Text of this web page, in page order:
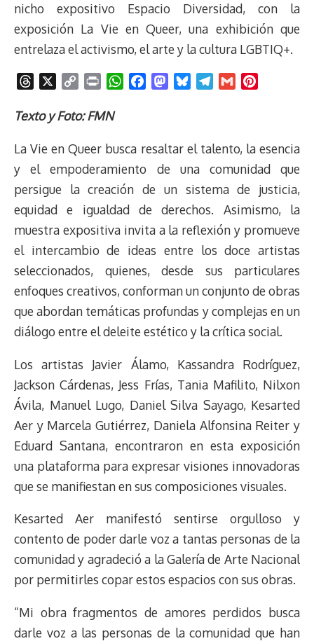
nicho expositivo Espacio Diversidad, con la
exposición La Vie en Queer, una exhibición que
entrelaza el activismo, el arte y la cultura LGBTIQ+.
r
a
d
p
L
i
k
i
t
W
s
A
p
p
b
o
k
M
o
d
n
s
k
y
g
r
m
l
e
r
e
s
t
Texto y Foto: FMN
La Vie en Queer busca resaltar el talento, la esencia
y el empoderamiento de una comunidad que
persigue la creación de un sistema de justicia,
equidad e igualdad de derechos. Asimismo, la
muestra expositiva invita a la reflexión y promueve
el intercambio de ideas entre los doce artistas
seleccionados, quienes, desde sus particulares
enfoques creativos, conforman un conjunto de obras
que abordan temáticas profundas y complejas en un
diálogo entre el deleite estético y la crítica social.
Los artistas Javier Álamo, Kassandra Rodríguez,
Jackson Cárdenas, Jess Frías, Tania Mafilito, Nilxon
Ávila, Manuel Lugo, Daniel Silva Sayago, Kesarted
Aer y Marcela Gutiérrez, Daniela Alfonsina Reiter y
Eduard Santana, encontraron en esta exposición
una plataforma para expresar visiones innovadoras
que se manifiestan en sus composiciones visuales.
Kesarted Aer manifestó sentirse orgulloso y
contento de poder darle voz a tantas personas de la
comunidad y agradeció a la Galería de Arte Nacional
por permitirles copar estos espacios con sus obras.
“Mi obra fragmentos de amores perdidos busca
darle voz a las personas de la comunidad que han